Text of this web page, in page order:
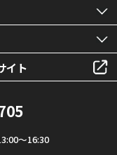
イト
～16:30